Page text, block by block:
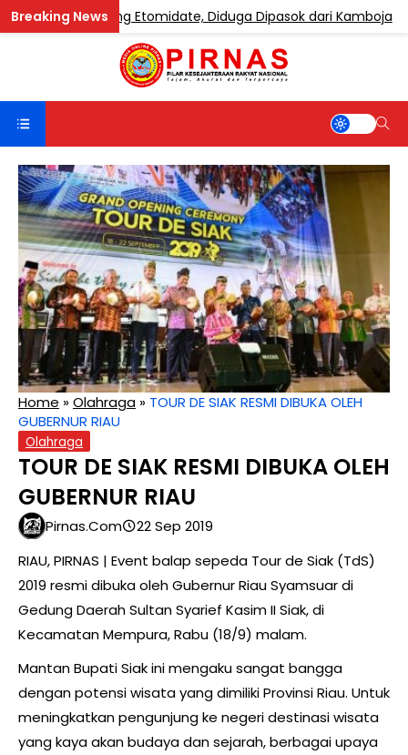
Mengandung Etomidate, Diduga Dipasok dari Kamboja
Home »Olahraga » TOUR DE SIAK RESMI DIBUKA OLEH
GUBERNUR RIAU
Olahraga
TOUR DE SIAK RESMI DIBUKA OLEH
GUBERNUR RIAU
Pirnas.com
22 Sep 2019
RIAU, PIRNAS | Event balap sepeda Tour de Siak (TdS)
2019 resmi dibuka oleh Gubernur Riau Syamsuar di
Gedung Daerah Sultan Syarief Kasim II Siak, di
Kecamatan Mempura, Rabu (18/9) malam.
Mantan Bupati Siak ini mengaku sangat bangga
dengan potensi wisata yang dimiliki Provinsi Riau. Untuk
meningkatkan pengunjung ke negeri destinasi wisata
yang kaya akan budaya dan sejarah, berbagai upaya